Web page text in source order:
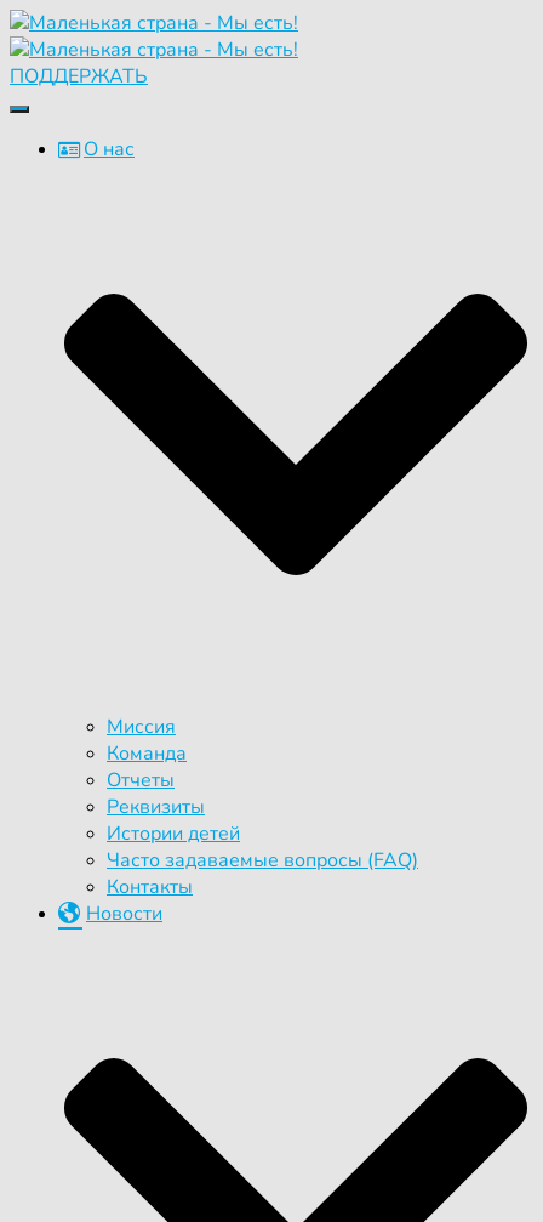
ПОДДЕРЖАТЬ
Переключить
навигациюО нас
Миссия
Команда
Отчеты
Реквизиты
Истории детей
Часто задаваемые вопросы (FAQ)
Контакты
Новости